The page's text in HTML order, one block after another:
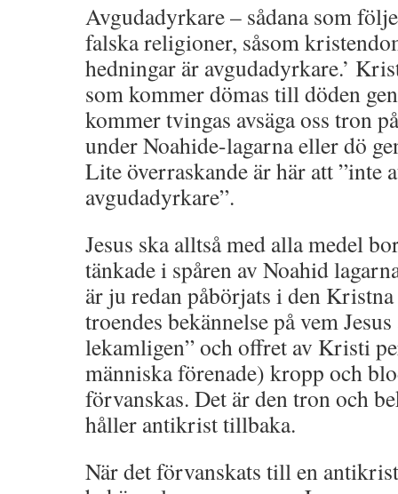
Avgudadyrkare – sådana som
falska religioner, såsom
hedningar är avgudadyrkare.’
som kommer dömas till döden
kommer tvingas avsäga oss tron
under Noahide-lagarna eller dö
Lite överraskande är här att ”inte
avgudadyrkare”.
Jesus ska alltså med alla medel
tänkade i spåren av Noahid
är ju redan påbörjats i den
troendes bekännelse på vem
lekamligen” och offret av Kristi
människa förenade) kropp och
förvanskas. Det är den tron och
håller antikrist tillbaka.
När det förvanskats till en